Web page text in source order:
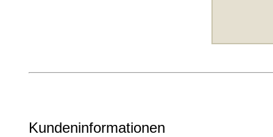
Kundeninformationen